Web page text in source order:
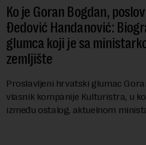
Ko je Goran Bogdan,
Đedović Handanović:
glumca koji je sa
zemljište
Proslavljeni hrvatski glumac
vlasnik kompanije Kulturistra, u
između ostalog, aktuelnom